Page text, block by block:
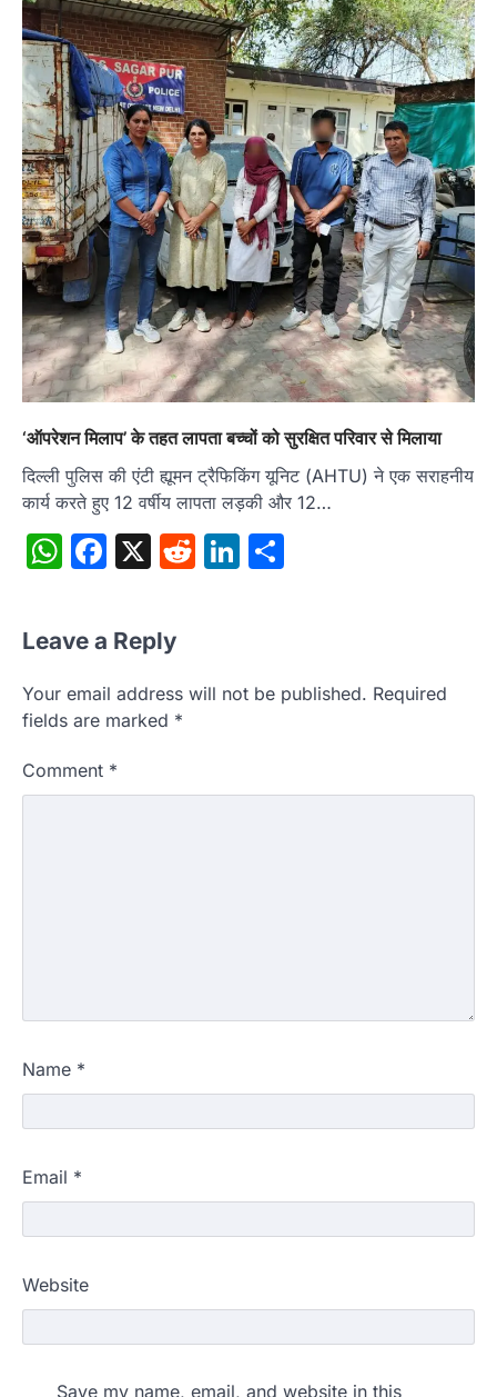
‘ऑपरेशन मिलाप’ के तहत लापता बच्चों को सुरक्षित परिवार से मिलाया
दिल्ली पुलिस की एंटी ह्यूमन ट्रैफिकिंग यूनिट (AHTU) ने एक सराहनीय
कार्य करते हुए 12 वर्षीय लापता लड़की और 12…
WhatsApp
Facebook
X RedditLinkedIn
Leave a Reply
Your email address will not be published. Required
fields are marked *
Comment *
Name *
Email *
Website
Save my name, email, and website in this